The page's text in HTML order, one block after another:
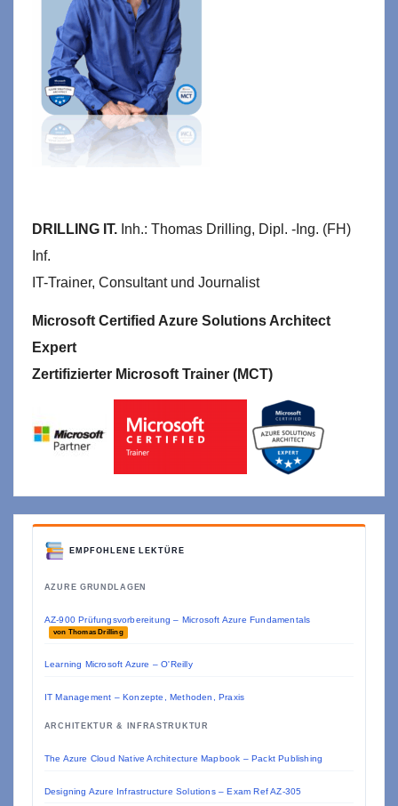
DRILLING IT. Inh.: Thomas Drilling, Dipl. -Ing. (FH)
Inf.
IT-Trainer, Consultant und Journalist
Microsoft Certified Azure Solutions Architect
Expert
Zertifizierter Microsoft Trainer (MCT)
EMPFOHLENE LEKTÜRE
AZURE GRUNDLAGEN
AZ-900 Prüfungsvorbereitung – Microsoft Azure Fundamentals
von Thomas Drilling
Learning Microsoft Azure – O'Reilly
IT Management – Konzepte, Methoden, Praxis
ARCHITEKTUR & INFRASTRUKTUR
The Azure Cloud Native Architecture Mapbook – Packt Publishing
Designing Azure Infrastructure Solutions – Exam Ref AZ-305